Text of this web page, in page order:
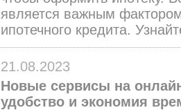
является важным
ипотечного кредита.
21.08.2023
Новые сервисы на
удобство и экономия